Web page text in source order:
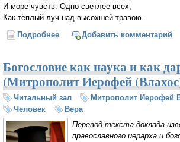
И море чувств. Одно светлее всех,
Как тёплый луч над высохшей травою.
Подробнее о Начало дня
Добавить комментарий
Богословие как наука и как
(Митрополит Иерофей
Читальный зал Митрополит Иерофей
Человек
Вера
Перевод текста доклада
православного иерарха и